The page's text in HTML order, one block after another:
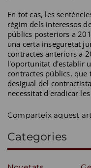
En tot cas, les
règim dels interessos
públics posteriors a
una certa inseguretat
contractes anteriors a
l'oportunitat d'establir
contractes públics,
desigual del
necessitat d'eradicar
Comparteix aquest
Categories